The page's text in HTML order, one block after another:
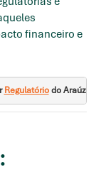
financeiro e
Regulatório do Araúz